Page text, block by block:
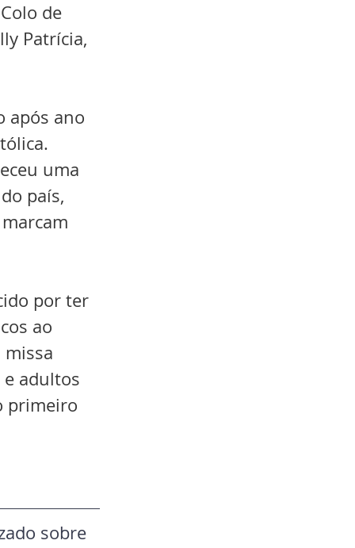
de
Patrícia,
após ano
uma
país,
por ter
ao
missa
adultos
primeiro
sobre